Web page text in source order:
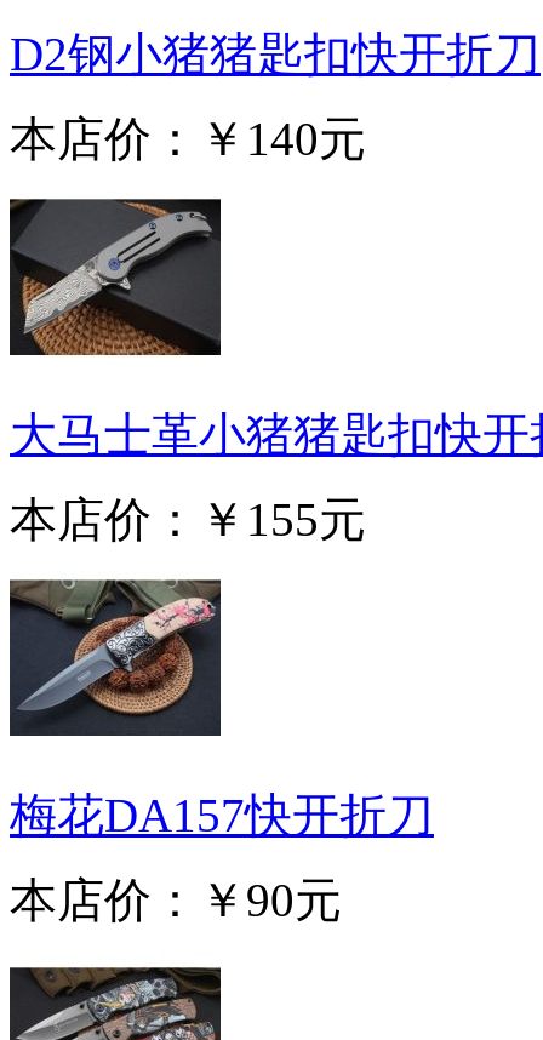
D2钢小猪猪匙扣快开折刀
本店价：
￥140元
大马士革小猪猪匙扣快开
本店价：
￥155元
梅花DA157快开折刀
本店价：
￥90元